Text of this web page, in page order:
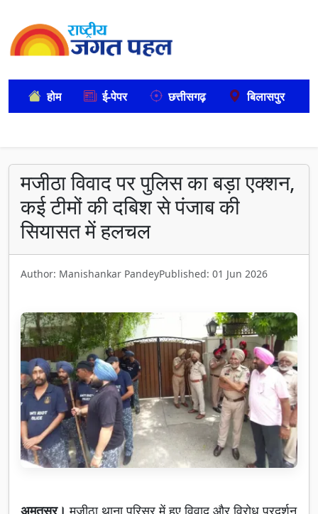
होम ई-पेपर छत्तीसगढ़ बिलासपुर
मजीठा विवाद पर पुलिस का बड़ा एक्शन,
कई टीमों की दबिश से पंजाब की
सियासत में हलचल
Author: Manishankar PandeyPublished: 01 Jun 2026